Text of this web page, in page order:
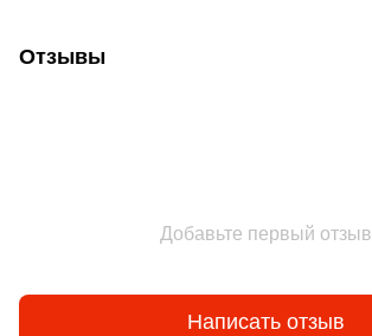
Отзывы
Добавьте первый отзыв
Написать отзыв